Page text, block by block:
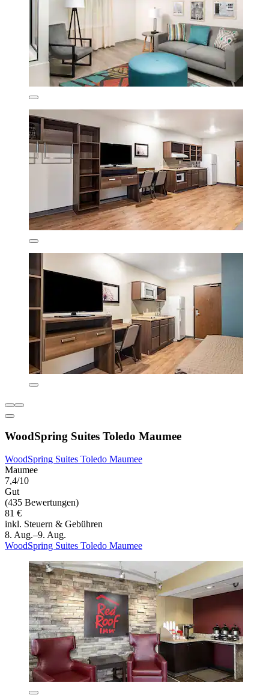
WoodSpring Suites Toledo Maumee
WoodSpring Suites Toledo Maumee
Maumee
7,4/10
Gut
(435 Bewertungen)
81 €
inkl. Steuern & Gebühren
8. Aug.–9. Aug.
WoodSpring Suites Toledo Maumee